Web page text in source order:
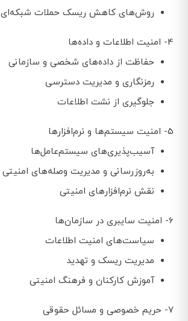
روش‌های کاهش ریسک حملات شبکه‌ای
4- امنیت اطلاعات و داده‌ها
حفاظت از داده‌های شخصی و سازمانی
رمزنگاری و مدیریت دسترسی
جلوگیری از نشت اطلاعات
5- امنیت سیستم‌ها و نرم‌افزارها
آسیب‌پذیری‌های سیستم‌عامل‌ها
به‌روزرسانی و مدیریت وصله‌های امنیتی
نقش نرم‌افزارهای امنیتی
6- امنیت سایبری در سازمان‌ها
سیاست‌های امنیت اطلاعات
مدیریت ریسک و تهدید
آموزش کارکنان و فرهنگ امنیتی
7- حریم خصوصی و مسائل حقوقی